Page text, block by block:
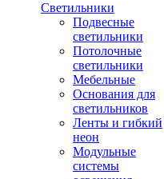
Светильники
Подвесные
светильники
Потолочные
светильники
Мебельные
Основания для
светильников
Ленты и гибкий
неон
Модульные
системы